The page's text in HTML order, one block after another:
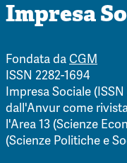
Impresa
Fondata daCGM
ISSN 2282-1694
Impresa Sociale
dall'Anvur come
l'Area 13 (Scienze
(Scienze Politiche e